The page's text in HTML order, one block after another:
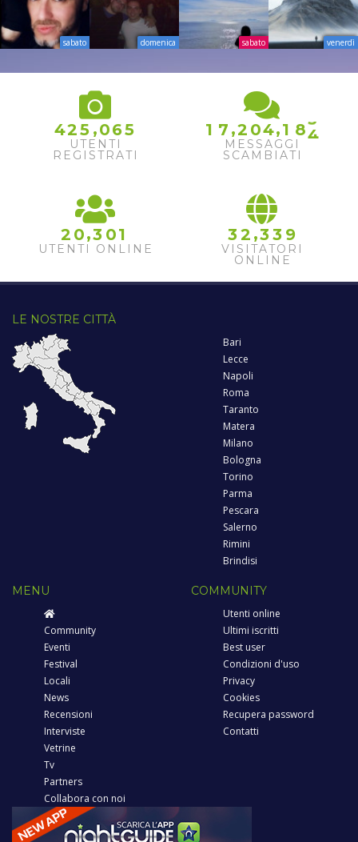
sabato domenica sabato venerdì
425 ,065
UTENTI
REGISTRATI
1 7 ,2 04,1 84
MESSAGGI
SCAMBIATI
2 0,3 01
UTENTI ONLINE
32 ,33 9
VISITATORI
ONLINE
LE NOSTRE CITTÀ
Bari
Lecce
Napoli
Roma
Taranto
Matera
Milano
Bologna
Torino
Parma
Pescara
Salerno
Rimini
Brindisi
MENU
Community
Eventi
Festival
Locali
News
Recensioni
Interviste
Vetrine
Tv
Partners
Collabora con noi
COMMUNITY
Utenti online
Ultimi iscritti
Best user
Condizioni d'uso
Privacy
Cookies
Recupera password
Contatti